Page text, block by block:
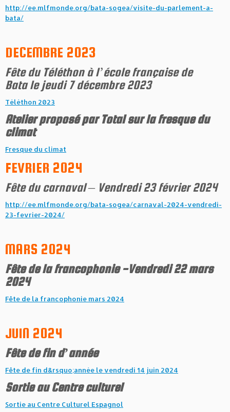
http://ee.mlfmonde.org/bata-sogea/visite-du-parlement-a-
bata/
DECEMBRE 2023
Fête du Téléthon à l’école française de
Bata le jeudi 7 décembre 2023
Téléthon 2023
Atelier proposé par Total sur la fresque du
climat
Fresque du climat
FEVRIER 2024
Fête du carnaval – Vendredi 23 février 2024
http://ee.mlfmonde.org/bata-sogea/carnaval-2024-vendredi-
23-fevrier-2024/
MARS 2024
Fête de la francophonie -Vendredi 22 mars
2024
Fête de la francophonie mars 2024
JUIN 2024
Fête de fin d’année
Fête de fin d&rsquo;année le vendredi 14 juin 2024
Sortie au Centre culturel
Sortie au Centre Culturel Espagnol